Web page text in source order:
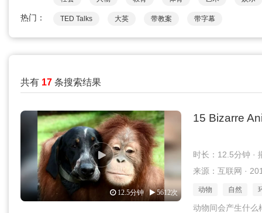
热门： TED Talks 大英 带教案 带字幕
共有 17 条搜索结果
12.5分钟 5612次
15 Bizarre
时长：12.5分钟 ·
来源：互联网 ·
动物 自然
动物间会产生什么